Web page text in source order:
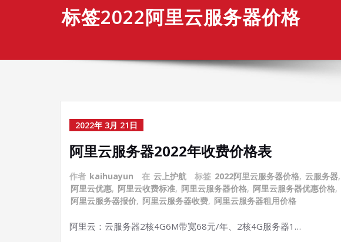
标签2022阿里云服务器价格
2022年 3月 21日
阿里云服务器2022年收费价格表
作者 kaihuayun 在 云上护航 标签 2022阿里云服务器价格, 云服务器,
阿里云优惠, 阿里云收费标准, 阿里云服务器价格, 阿里云服务器优惠价格,
阿里云服务器报价, 阿里云服务器收费, 阿里云服务器租用价格
阿里云：云服务器2核4G6M带宽68元/年、2核4G服务器1…